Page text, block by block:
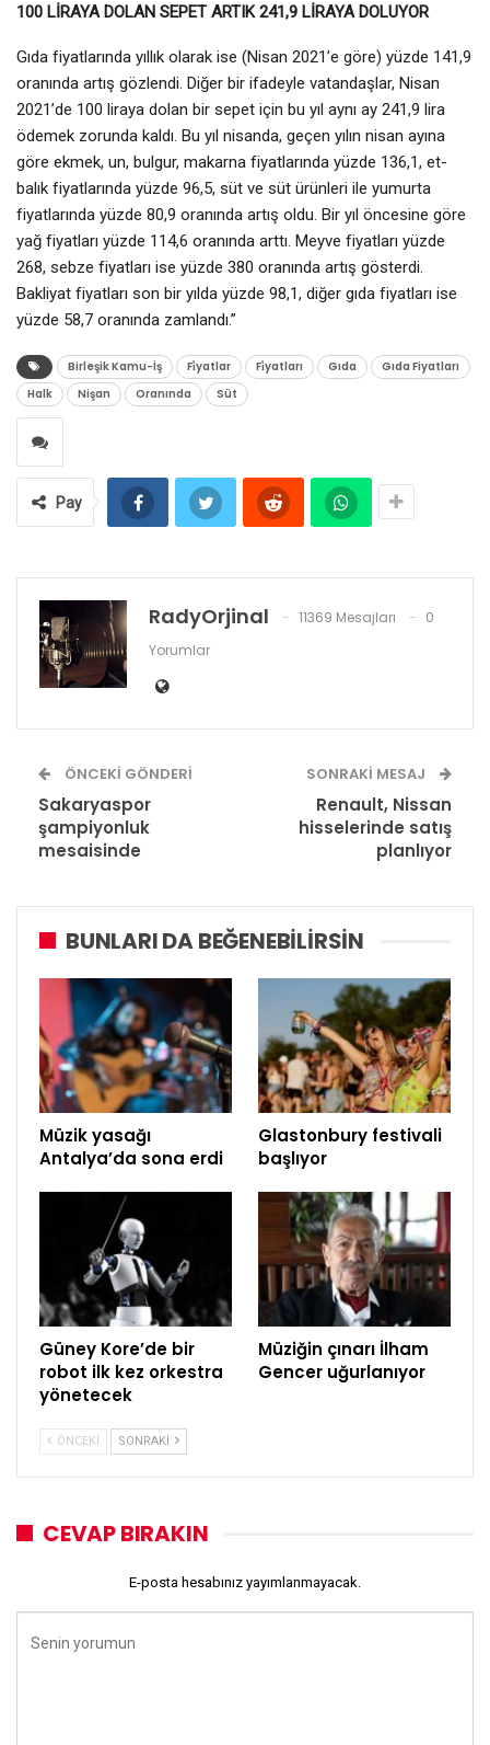
100 LİRAYA DOLAN SEPET ARTIK 241,9 LİRAYA DOLUYOR
Gıda fiyatlarında yıllık olarak ise (Nisan 2021’e göre) yüzde 141,9
oranında artış gözlendi. Diğer bir ifadeyle vatandaşlar, Nisan
2021’de 100 liraya dolan bir sepet için bu yıl aynı ay 241,9 lira
ödemek zorunda kaldı. Bu yıl nisanda, geçen yılın nisan ayına
göre ekmek, un, bulgur, makarna fiyatlarında yüzde 136,1, et-
balık fiyatlarında yüzde 96,5, süt ve süt ürünleri ile yumurta
fiyatlarında yüzde 80,9 oranında artış oldu. Bir yıl öncesine göre
yağ fiyatları yüzde 114,6 oranında arttı. Meyve fiyatları yüzde
268, sebze fiyatları ise yüzde 380 oranında artış gösterdi.
Bakliyat fiyatları son bir yılda yüzde 98,1, diğer gıda fiyatları ise
yüzde 58,7 oranında zamlandı.”
Birleşik Kamu-İş Fi̇yatlar Fi̇yatları Gıda
Gıda Fiyatları
Halk
Nişan Oranında Süt
Pay
RadyOrjinal 11369 Mesajları
0
Yorumlar
ÖNCEKI GÖNDERI
Sakaryaspor
şampiyonluk
mesaisinde
SONRAKI MESAJ
Renault, Nissan
hisselerinde satış
planlıyor
BUNLARI DA BEĞENEBILIRSIN
Müzik yasağı
Antalya’da sona erdi
Glastonbury festivali
başlıyor
Güney Kore’de bir
robot ilk kez orkestra
yönetecek
Müziğin çınarı İlham
Gencer uğurlanıyor
ÖNCEKI SONRAKI
CEVAP BIRAKIN
E-posta hesabınız yayımlanmayacak.